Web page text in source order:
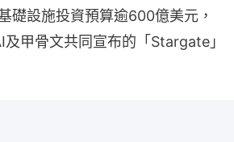
礎設施投資預算逾600億美元，
甲骨文共同宣布的「Stargate」